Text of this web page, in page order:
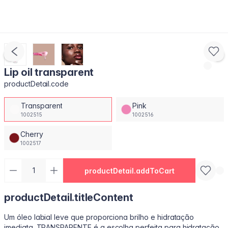
Lip oil transparent
productDetail.code
Transparent
1002515
Pink
1002516
Cherry
1002517
productDetail.addToCart
productDetail.titleContent
Um óleo labial leve que proporciona brilho e hidratação